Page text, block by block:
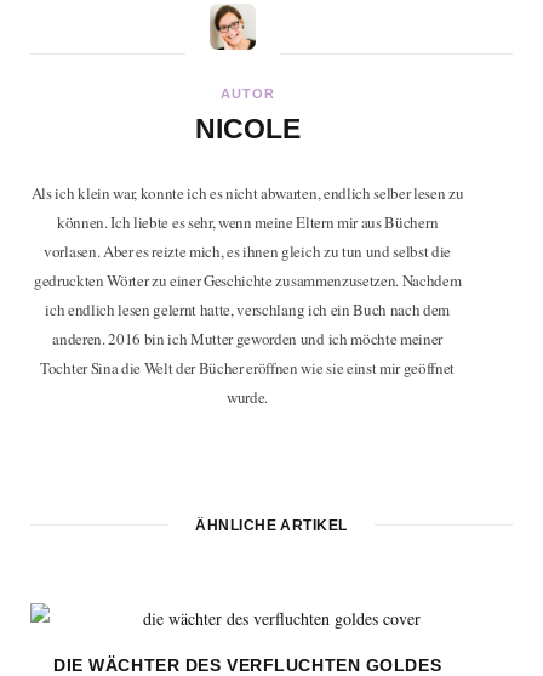
AUTOR
NICOLE
Als ich klein war, konnte ich es nicht abwarten, endlich selber lesen zu
können. Ich liebte es sehr, wenn meine Eltern mir aus Büchern
vorlasen. Aber es reizte mich, es ihnen gleich zu tun und selbst die
gedruckten Wörter zu einer Geschichte zusammenzusetzen. Nachdem
ich endlich lesen gelernt hatte, verschlang ich ein Buch nach dem
anderen. 2016 bin ich Mutter geworden und ich möchte meiner
Tochter Sina die Welt der Bücher eröffnen wie sie einst mir geöffnet
wurde.
ÄHNLICHE ARTIKEL
DIE WÄCHTER DES VERFLUCHTEN GOLDES